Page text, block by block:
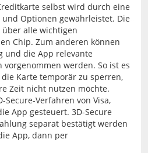
selbst wird durch eine
Optionen gewährleistet. Die
alle wichtigen
Chip. Zum anderen können
und die App relevante
werden. So ist es
Karte temporär zu sperren,
Zeit nicht nutzen möchte.
Secure-Verfahren von Visa,
App gesteuert. 3D-Secure
separat bestätigt werden
App, dann per